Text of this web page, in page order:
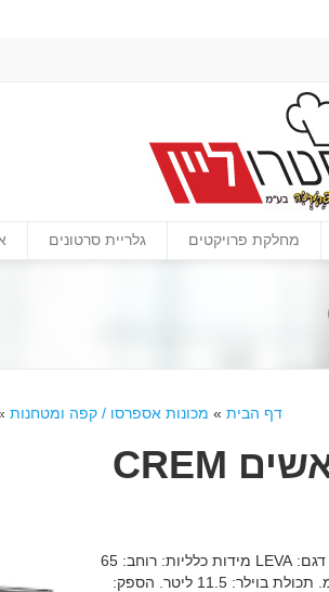
מחלקת פרויקטים גלריית סרטונים
דף הבית » מכונות אספרסו / קפה ומטחנות
אספרסו 2 ראשים CREM
דגם: LEVA מידות כלליות: רוחב: 65
ס"מ, עומק: 53 ס"מ, גובה: 43 ס"מ. תכולת בוילר: 11.5 ליטר. הספק: